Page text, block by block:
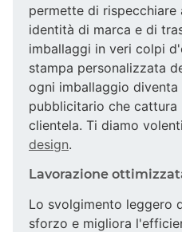
permette di
identità di marca e di
imballaggi in veri colpi
stampa personalizzata
ogni imballaggio
pubblicitario che
clientela. Ti diamo
design.
Lavorazione
Lo svolgimento leggero
sforzo e migliora